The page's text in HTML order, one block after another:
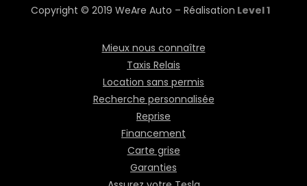
Copyright © 2019 WeAre Auto – Réalisation Level 1
Mieux nous connaître
Taxis Relais
Location sans permis
Recherche personnalisée
Reprise
Financement
Carte grise
Garanties